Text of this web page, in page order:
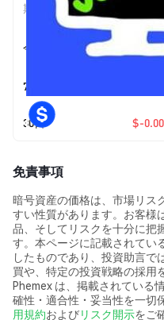
期間
今日 $0.07
7日
30日 $-
免責事項
暗号資産の価格は、市場リス
すい性質があります。お客様
品、そしてリスクを十分に把
す。本ページに記載されてい
したものであり、投資助言で
買や、特定の投資戦略の採用
Phemex は、掲載されている
確性・適合性・妥当性を一切
用規約およびリスク開示をご